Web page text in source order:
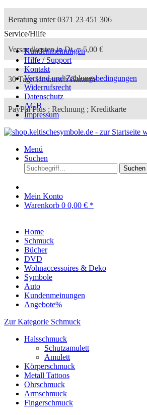
Beratung unter 0371 23 451 306
Versandkosten in Dt. = 5,00 €
30 Tage Umtausch Garantie
PayPal Plus ; Rechnung ; Kreditkarte
Service/Hilfe
Kundenmeinungen
Hilfe / Support
Kontakt
Versand und Zahlungsbedingungen
Widerrufsrecht
Datenschutz
AGB
Impressum
Menü
Suchen
Suchen
Mein Konto
Warenkorb 0 0,00 € *
Home
Schmuck
Bücher
DVD
Wohnaccessoires & Deko
Symbole
Auto
Kundenmeinungen
Angebote%
Zur Kategorie Schmuck
Halsschmuck
Schutzamulett
Amulett
Körperschmuck
Metall Tattoos
Ohrschmuck
Armschmuck
Fingerschmuck